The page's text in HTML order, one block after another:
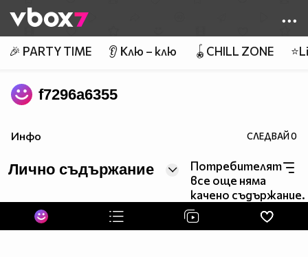
👾
🎉 PARTY TIME 👂 Клю – клю 🪀CHILL ZONE
f7296a6355
Инфо СЛЕДВАЙ0
Лично съдържание
Потребителят
все още няма
качено съдържание.